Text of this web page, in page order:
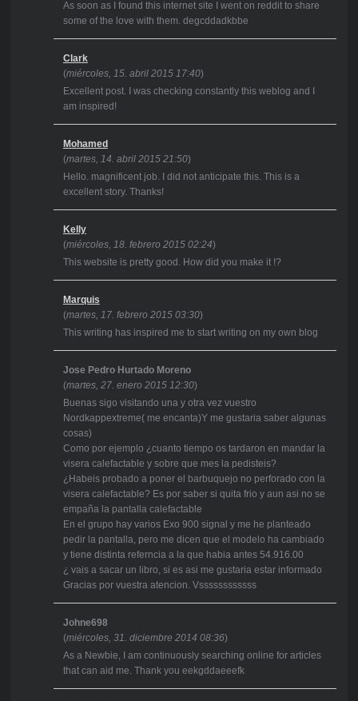
As soon as I found this internet site I went on reddit to share
some of the love with them. degcddadkbbe
Clark
(miércoles, 15. abril 2015 17:40)
Excellent post. I was checking constantly this weblog and I
am inspired!
Mohamed
(martes, 14. abril 2015 21:50)
Hello. magnificent job. I did not anticipate this. This is a
excellent story. Thanks!
Kelly
(miércoles, 18. febrero 2015 02:24)
This website is pretty good. How did you make it !?
Marquis
(martes, 17. febrero 2015 03:30)
This writing has inspired me to start writing on my own blog
Jose Pedro Hurtado Moreno
(martes, 27. enero 2015 12:30)
Buenas sigo visitando una y otra vez vuestro
Nordkappextreme( me encanta)Y me gustaria saber algunas
cosas)
Como por ejemplo ¿cuanto tiempo os tardaron en mandar la
visera calefactable y sobre que mes la pedisteis?
¿Habeis probado a poner el barbuquejo no perforado con la
visera calefactable? Es por saber si quita frio y aun asi no se
empaña la pantalla calefactable
En el grupo hay varios Exo 900 signal y me he planteado
pedir la pantalla, pero me dicen que el modelo ha cambiado
y tiene distinta referncia a la que habia antes 54.916.00
¿ vais a sacar un libro, si es asi me gustaria estar informado
Gracias por vuestra atencion. Vssssssssssss
Johne698
(miércoles, 31. diciembre 2014 08:36)
As a Newbie, I am continuously searching online for articles
that can aid me. Thank you eekgddaeeefk